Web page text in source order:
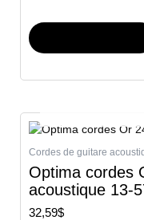
Cordes de guitare
Optima cordes
acoustique 13-
32,59$